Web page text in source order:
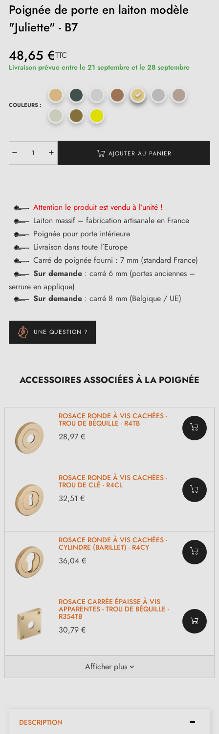
Poignée de porte en laiton modèle
"Juliette" - B7
48,65 €TTC
Livraison prévue entre le 21 septembre et le 28 septembre
COULEURS :
AJOUTER AU PANIER
Attention le produit est vendu à l’unité !
Laiton massif – fabrication artisanale en France
Poignée pour porte intérieure
Livraison dans toute l’Europe
Carré de poignée fourni : 7 mm (standard France)
Sur demande : carré 6 mm (portes anciennes –
serrure en applique)
Sur demande : carré 8 mm (Belgique / UE)
UNE QUESTION ?
ACCESSOIRES ASSOCIÉES À LA POIGNÉE
ROSACE RONDE À VIS CACHÉES -
TROU DE BÉQUILLE - R4TB
28,97 €
ROSACE RONDE À VIS CACHÉES -
TROU DE CLÉ - R4CL
32,51 €
ROSACE RONDE À VIS CACHÉES -
CYLINDRE (BARILLET) - R4CY
36,04 €
ROSACE CARRÉE ÉPAISSE À VIS
APPARENTES - TROU DE BÉQUILLE -
R354TB
30,79 €
Afficher plus
DESCRIPTION